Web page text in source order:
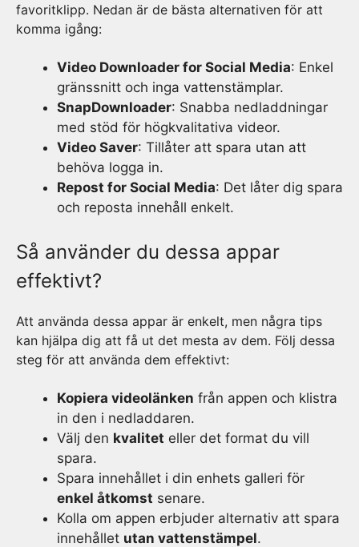
favoritklipp. Nedan är de bästa alternativen för att
komma igång:
Video Downloader for Social Media: Enkel
gränssnitt och inga vattenstämplar.
SnapDownloader: Snabba nedladdningar
med stöd för högkvalitativa videor.
Video Saver: Tillåter att spara utan att
behöva logga in.
Repost for Social Media: Det låter dig spara
och reposta innehåll enkelt.
Så använder du dessa appar
effektivt?
Att använda dessa appar är enkelt, men några tips
kan hjälpa dig att få ut det mesta av dem. Följ dessa
steg för att använda dem effektivt:
Kopiera videolänken från appen och klistra
in den i nedladdaren.
Välj den kvalitet eller det format du vill
spara.
Spara innehållet i din enhets galleri för
enkel åtkomst senare.
Kolla om appen erbjuder alternativ att spara
innehållet utan vattenstämpel.